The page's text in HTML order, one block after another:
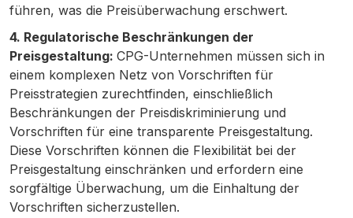
führen, was die Preisüberwachung erschwert.
4. Regulatorische Beschränkungen der
Preisgestaltung: CPG-Unternehmen müssen sich in
einem komplexen Netz von Vorschriften für
Preisstrategien zurechtfinden, einschließlich
Beschränkungen der Preisdiskriminierung und
Vorschriften für eine transparente Preisgestaltung.
Diese Vorschriften können die Flexibilität bei der
Preisgestaltung einschränken und erfordern eine
sorgfältige Überwachung, um die Einhaltung der
Vorschriften sicherzustellen.